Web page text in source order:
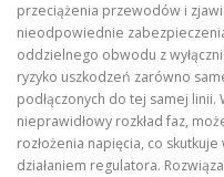
przeciążenia przewodów i
nieodpowiednie
oddzielnego obwodu z
ryzyko uszkodzeń zarówno
podłączonych do tej samej linii.
nieprawidłowy rozkład faz,
rozłożenia napięcia, co
działaniem regulatora.